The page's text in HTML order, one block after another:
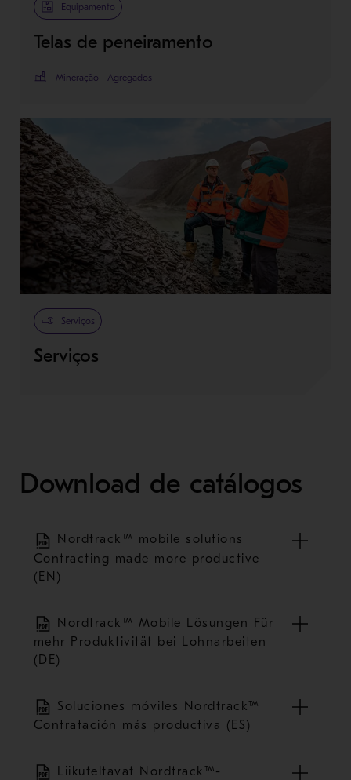
Equipamento
Telas de peneiramento
Mineração Agregados
Serviços
Serviços
Download de catálogos
Nordtrack™ mobile solutions
Contracting made more productive
(EN)
Nordtrack™ Mobile Lösungen Für
mehr Produktivität bei Lohnarbeiten
(DE)
Soluciones móviles Nordtrack™
Contratación más productiva (ES)
Liikuteltavat Nordtrack™-